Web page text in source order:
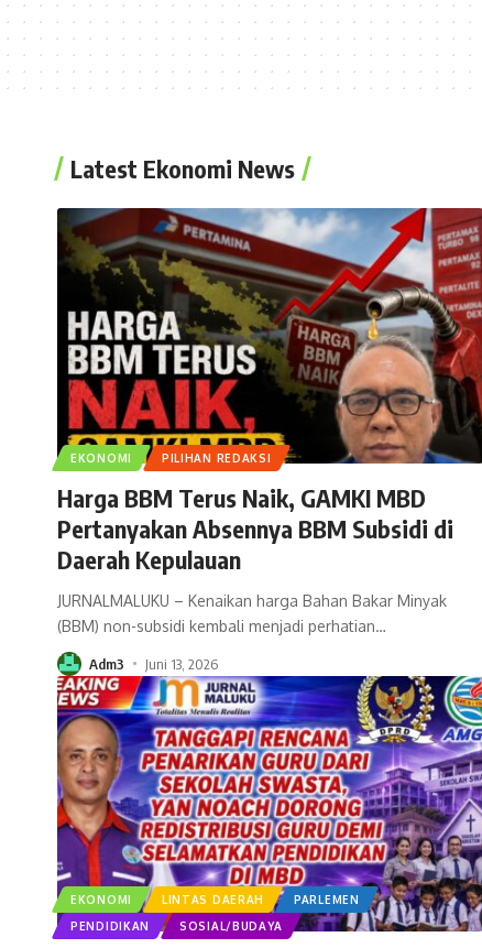
Latest Ekonomi News
EKONOMI PILIHAN REDAKSI
Harga BBM Terus Naik, GAMKI MBD
Pertanyakan Absennya BBM Subsidi di
Daerah Kepulauan
JURNALMALUKU – Kenaikan harga Bahan Bakar Minyak
(BBM) non-subsidi kembali menjadi perhatian…
Adm3 Juni 13, 2026
EKONOMI LINTAS DAERAH
PARLEMEN
PENDIDIKAN
SOSIAL/BUDAYA